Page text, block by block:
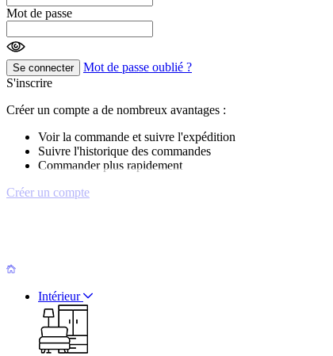
Mot de passe
Se connecter
Mot de passe oublié ?
S'inscrire
Créer un compte a de nombreux avantages :
Voir la commande et suivre l'expédition
Suivre l'historique des commandes
Commander plus rapidement
Créer un compte
Intérieur